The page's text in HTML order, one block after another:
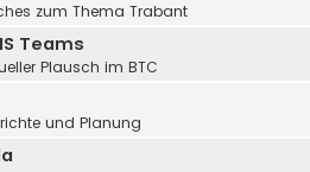
zum Thema Trabant
Teams
Plausch im BTC
und Planung